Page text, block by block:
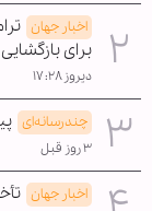
اخبار جهان
برای
دیروز ۱۷:۲۸
چندرسانه‌ای
۳ روز قبل
اخبار جهان